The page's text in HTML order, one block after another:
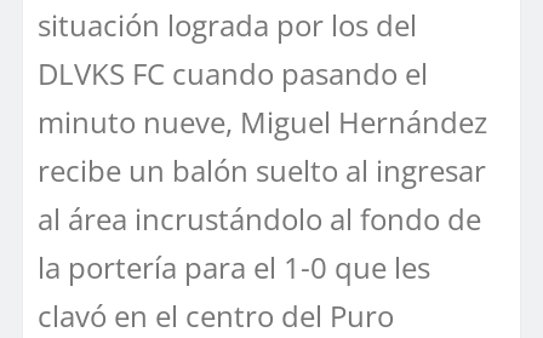
situación lograda por los del
DLVKS FC cuando pasando el
minuto nueve, Miguel Hernández
recibe un balón suelto al ingresar
al área incrustándolo al fondo de
la portería para el 1-0 que les
clavó en el centro del Puro